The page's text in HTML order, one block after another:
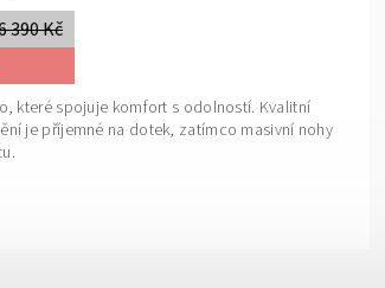
390 Kč
které spojuje komfort s odolností. Kvalitní
je příjemné na dotek, zatímco masivní nohy